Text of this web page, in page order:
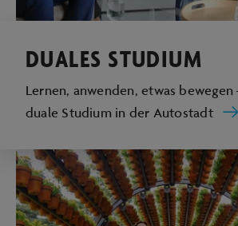
DUALES STUDIUM
Lernen, anwenden, etwas bewegen
duale Studium in der Autostadt